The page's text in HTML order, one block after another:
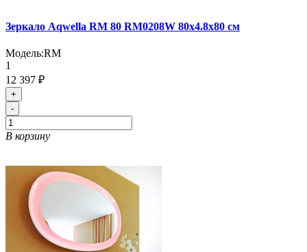
Зеркало Aqwella RM 80 RM0208W 80x4.8x80 см
Модель:RM
1
12 397 ₽
+
-
В корзину